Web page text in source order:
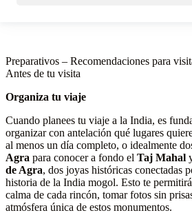
Preparativos – Recomendaciones para
Antes de tu visita
Organiza tu viaje
Cuando planees tu viaje a la India, es
organizar con antelación qué lugares
al menos un día completo, o idealmente
Agra para conocer a fondo el Taj Mahal
de Agra, dos joyas históricas conectadas
historia de la India mogol. Esto te
calma de cada rincón, tomar fotos sin
atmósfera única de estos monumentos.